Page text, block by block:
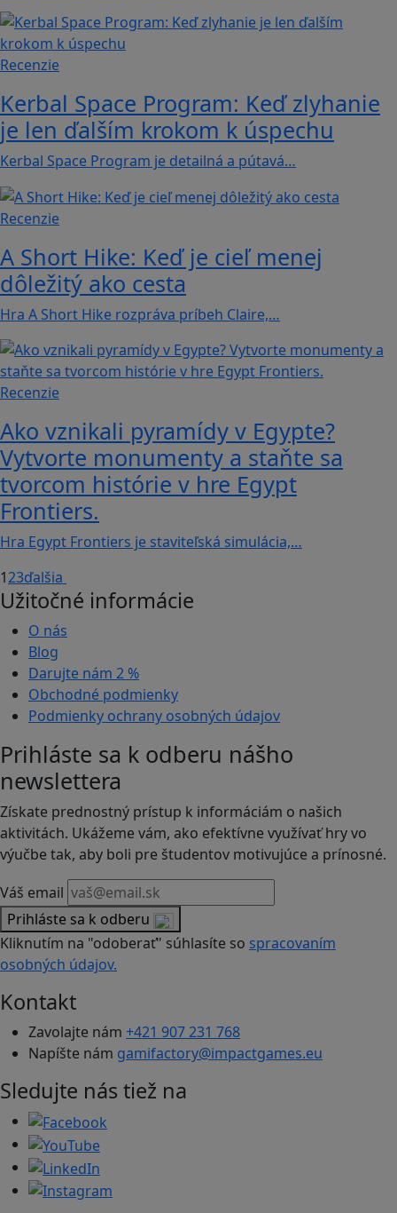
Recenzie
Kerbal Space Program: Keď zlyhanie
je len ďalším krokom k úspechu
Kerbal Space Program je detailná a pútavá…
Recenzie
A Short Hike: Keď je cieľ menej
dôležitý ako cesta
Hra A Short Hike rozpráva príbeh Claire,…
Recenzie
Ako vznikali pyramídy v Egypte?
Vytvorte monumenty a staňte sa
tvorcom histórie v hre Egypt
Frontiers.
Hra Egypt Frontiers je staviteľská simulácia,…
123ďalšia
Užitočné informácie
O nás
Blog
Darujte nám 2 %
Obchodné podmienky
Podmienky ochrany osobných údajov
Prihláste sa k odberu nášho
newslettera
Získate prednostný prístup k informáciám o našich
aktivitách. Ukážeme vám, ako efektívne využívať hry vo
výučbe tak, aby boli pre študentov motivujúce a prínosné.
Váš email
Prihláste sa k odberu
Kliknutím na "odoberať" súhlasíte so spracovaním
osobných údajov.
Kontakt
Zavolajte nám +421 907 231 768
Napíšte nám gamifactory@impactgames.eu
Sledujte nás tiež na